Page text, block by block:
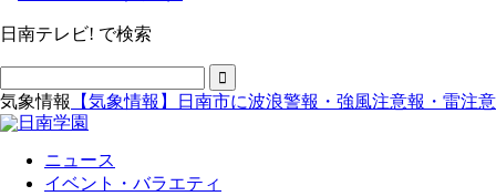
日南テレビ! で検索
気象情報 【気象情報】日南市に波浪警報・強風注意報・雷注
ニュース
イベント・バラエティ